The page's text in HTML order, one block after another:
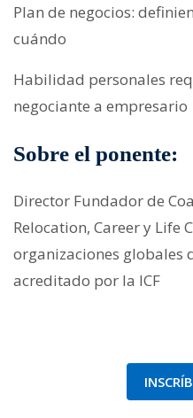
Plan de negocios:
cuándo
Habilidad personales
negociante a empresario
Sobre el ponente:
Director Fundador de
Relocation, Career y Life
organizaciones globales
acreditado por la ICF